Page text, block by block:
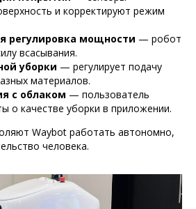
и корректируют режим
регулировка мощности — робот
всасывания.
уборки — регулирует подачу
материалов.
с облаком — пользователь
о качестве уборки в приложении.
Waybot работать автономно,
человека.